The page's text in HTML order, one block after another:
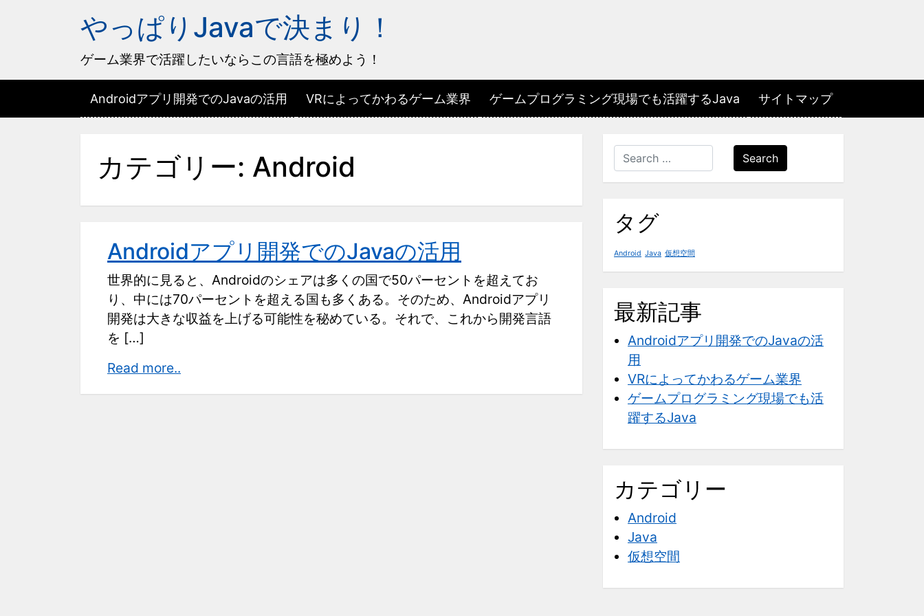
やっぱりJavaで決まり！
ゲーム業界で活躍したいならこの言語を極めよう！
Androidアプリ開発でのJavaの活用 VRによってかわるゲーム業界 ゲームプログラミング現場でも活躍するJava サイトマップ
カテゴリー: Android
Androidアプリ開発でのJavaの活用
世界的に見ると、Androidのシェアは多くの国で50パーセントを超えてお
り、中には70パーセントを超える国も多くある。そのため、Androidアプリ
開発は大きな収益を上げる可能性を秘めている。それで、これから開発言語
を […]
Read more..
Search
タグ
Android Java 仮想空間
最新記事
Androidアプリ開発でのJavaの活
用
VRによってかわるゲーム業界
ゲームプログラミング現場でも活
躍するJava
カテゴリー
Android
Java
仮想空間